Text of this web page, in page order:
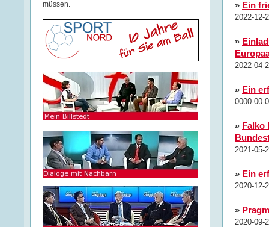
müssen.
» Ein
2022-12-
»
2022-04-
» Ein
0000-00-
» Falko
2021-05-
» Ein
2020-12-
»
2020-09-